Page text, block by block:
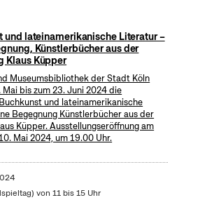
und lateinamerikanische Literatur –
Künstlerbücher aus der
Klaus Küpper
Museumsbibliothek der Stadt Köln
Mai bis zum 23. Juni 2024 die
und lateinamerikanische
Begegnung Künstlerbücher aus der
Küpper. Ausstellungseröffnung am
Mai 2024, um 19.00 Uhr.
von 11 bis 15 Uhr